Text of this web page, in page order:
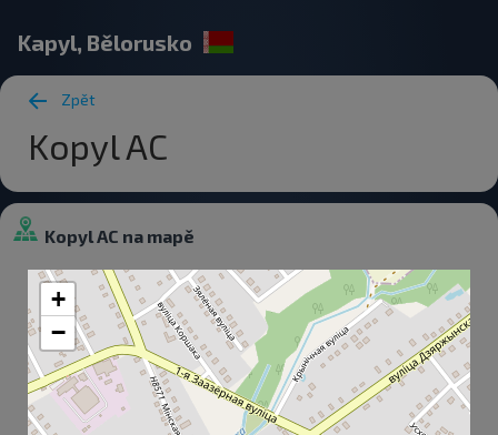
Kapyl, Bělorusko
Zpět
Kopyl AC
Kopyl AC na mapě
+
−